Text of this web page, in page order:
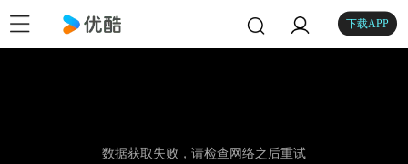
下载APP
数据获取失败，请检查网络之后重试